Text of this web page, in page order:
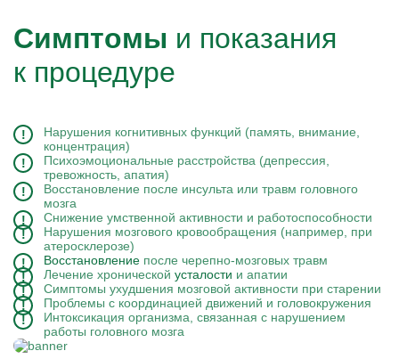
Симптомы и показания
к процедуре
Нарушения когнитивных функций (память, внимание,
концентрация)
Психоэмоциональные расстройства (депрессия,
тревожность, апатия)
Восстановление после инсульта или травм головного
мозга
Снижение умственной активности и работоспособности
Нарушения мозгового кровообращения (например, при
атеросклерозе)
Восстановление после черепно-мозговых травм
Лечение хронической усталости и апатии
Симптомы ухудшения мозговой активности при старении
Проблемы с координацией движений и головокружения
Интоксикация организма, связанная с нарушением
работы головного мозга